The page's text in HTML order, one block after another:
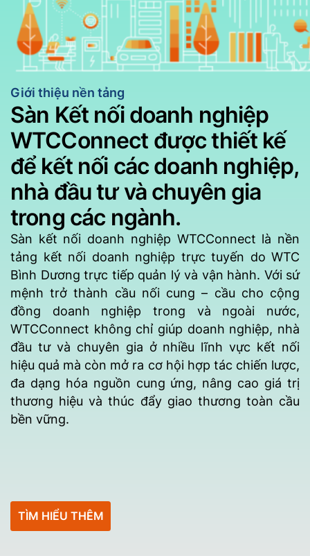
Giới thiệu nền tảng
Sàn Kết nối doanh nghiệp
WTCConnect được thiết kế
để kết nối các doanh nghiệp,
nhà đầu tư và chuyên gia
trong các ngành.
Sàn kết nối doanh nghiệp WTCConnect là nền
tảng kết nối doanh nghiệp trực tuyến do WTC
Bình Dương trực tiếp quản lý và vận hành. Với sứ
mệnh trở thành cầu nối cung – cầu cho cộng
đồng doanh nghiệp trong và ngoài nước,
WTCConnect không chỉ giúp doanh nghiệp, nhà
đầu tư và chuyên gia ở nhiều lĩnh vực kết nối
hiệu quả mà còn mở ra cơ hội hợp tác chiến lược,
đa dạng hóa nguồn cung ứng, nâng cao giá trị
thương hiệu và thúc đẩy giao thương toàn cầu
bền vững.
TÌM HIỂU THÊM